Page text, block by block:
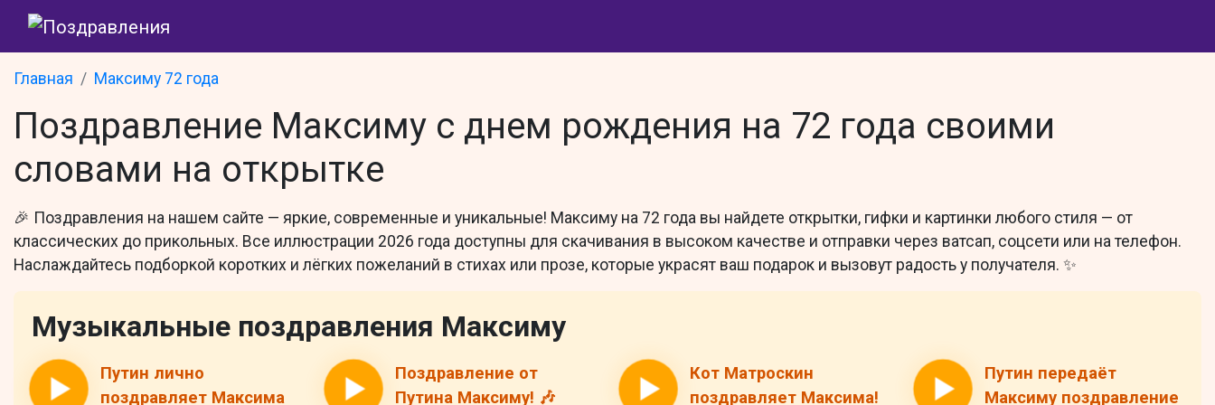
Главная Максиму 72 года
Поздравление Максиму с днем рождения на 72 года своими
словами на открытке
🎉 Поздравления на нашем сайте — яркие, современные и уникальные! Максиму на 72 года вы найдете открытки, гифки и картинки любого стиля — от
классических до прикольных. Все иллюстрации 2026 года доступны для скачивания в высоком качестве и отправки через ватсап, соцсети или на телефон.
Наслаждайтесь подборкой коротких и лёгких пожеланий в стихах или прозе, которые украсят ваш подарок и вызовут радость у получателя. ✨
Музыкальные поздравления Максиму
Путин лично
поздравляет Максима
Поздравление от
Путина Максиму! 🎶
Кот Матроскин
поздравляет Максима!
Путин передаёт
Максиму поздравление